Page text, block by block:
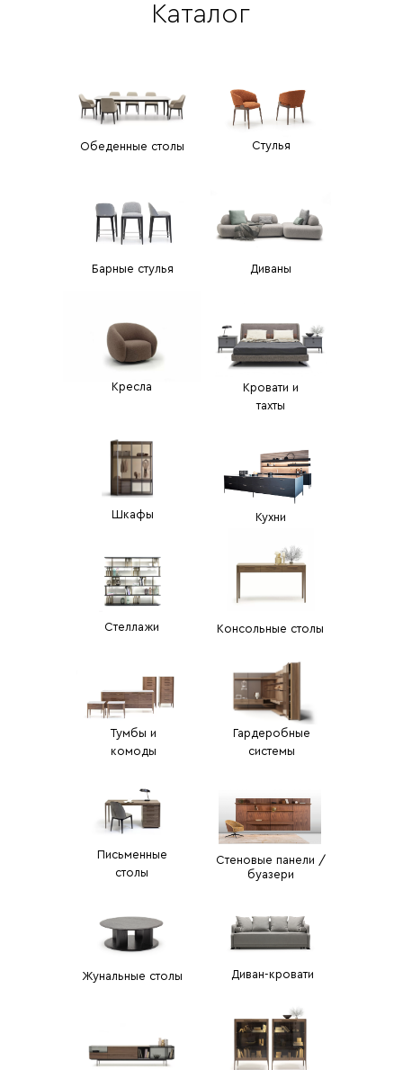
Обеденные столы Стулья
Барные стулья Диваны
Стеллажи
Кровати и
тахты
Кухни
Кресла
Тумбы и
комоды
Консольные столы
Диван-кровати
Жунальные столы
Гардеробные
системы
Шкафы
Стеновые панели /
буазери
Каталог
Письменные
столы